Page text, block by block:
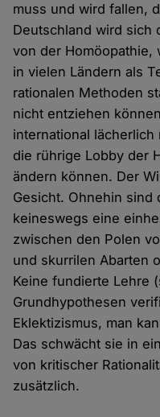
muss und wird fallen,
Deutschland wird sich
von der Homöopathie,
in vielen Ländern als
rationalen Methoden
nicht entziehen
international lächerlich
die rührige Lobby der
ändern können. Der
Gesicht. Ohnehin sind
keineswegs eine
zwischen den Polen
und skurrilen Abarten
Keine fundierte Lehre
Grundhypothesen
Eklektizismus, man
Das schwächt sie in
von kritischer
zusätzlich.